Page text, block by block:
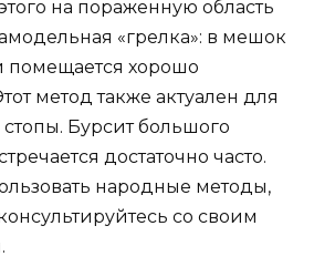
на пораженную область
«грелка»: в мешок
помещается хорошо
метод также актуален для
Бурсит большого
достаточно часто.
народные методы,
со своим